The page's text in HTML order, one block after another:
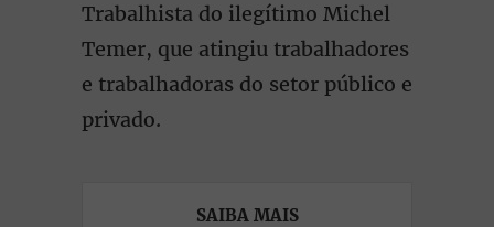
Trabalhista do ilegítimo Michel
Temer, que atingiu trabalhadores
e trabalhadoras do setor público e
privado.
SAIBA MAIS